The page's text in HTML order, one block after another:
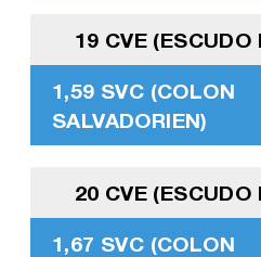
19 CVE (ESCUDO
1,59 SVC (COLON
SALVADORIEN)
20 CVE (ESCUDO
1,67 SVC (COLON